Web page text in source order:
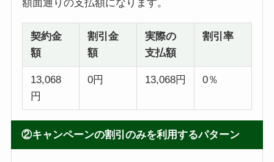
額面通りの支払額になります。
契約金
額
割引金
額
実際の
支払額
割引率
13,068
円
0円 13,068円 0％
②キャンペーンの割引のみを利用するパターン